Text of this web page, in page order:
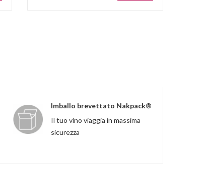
Imballo brevettato Nakpack®
Il tuo vino viaggia in massima
sicurezza